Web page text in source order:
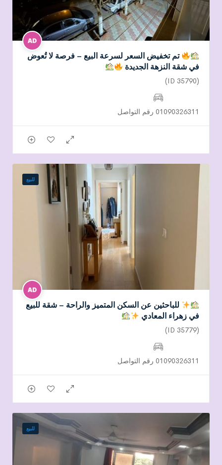
تم تخفيض السعر لسرعة البيع – فرصة لا تُعوض
في شقة النزهة الجديدة
(ID 35790)
01090326311 رقم التواصل
للبيع
للباحثين عن السكن المتميز والراحة – شقة للبيع
في زهراء المعادي
(ID 35779)
01090326311 رقم التواصل
للبيع